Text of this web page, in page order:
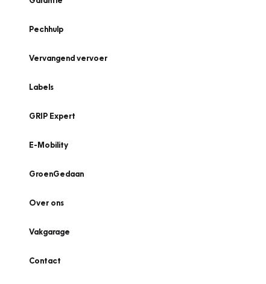
Pechhulp
Vervangend vervoer
Labels
GRIP Expert
E-Mobility
GroenGedaan
Over ons
Vakgarage
Contact